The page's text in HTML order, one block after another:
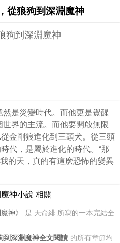
從狼狗到深淵魔神
狗到深淵魔神
是災變時代。而他更是覺醒
界的主流。而他要開啟無限
金剛狼進化到三頭犬。從三頭
代，是屬於進化的時代。“那
的天，真的有這麽恐怖的變異
神小說 相關
神》
是 天命緋 所寫的一本完結全
到深淵魔神全文閱讀 的所有章節均